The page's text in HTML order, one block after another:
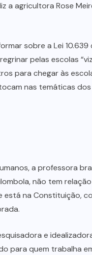
a agricultora Rose
sobre a Lei
pelas escolas
para chegar às
nas temáticas
a professora
não tem
na Constituição,
e
para quem trabalha